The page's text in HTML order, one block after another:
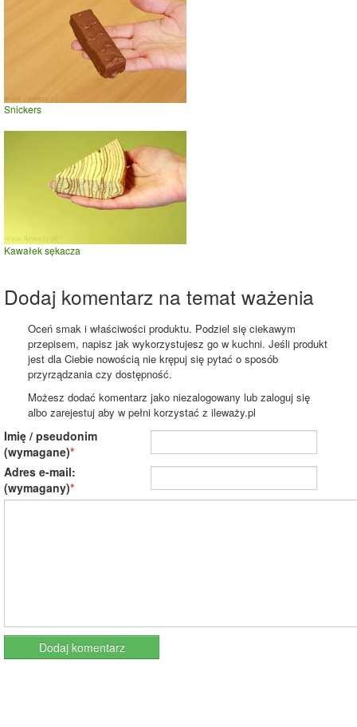
Snickers
Kawałek sękacza
Dodaj komentarz na temat ważenia
Oceń smak i właściwości produktu. Podziel się ciekawym
przepisem, napisz jak wykorzystujesz go w kuchni. Jeśli produkt
jest dla Ciebie nowością nie krępuj się pytać o sposób
przyrządzania czy dostępność.
Możesz dodać komentarz jako niezalogowany lub zaloguj się
albo zarejestuj aby w pełni korzystać z ileważy.pl
Imię / pseudonim
(wymagane)
Adres e-mail:
(wymagany)